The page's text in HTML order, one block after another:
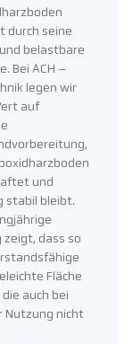
durch seine
belastbare
Bei ACH –
legen wir
auf
und
stabil bleibt.
zeigt, dass so
Fläche
auch bei
Nutzung nicht